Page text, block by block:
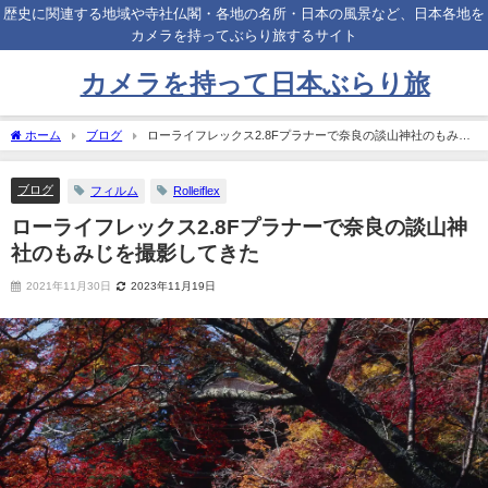
歴史に関連する地域や寺社仏閣・各地の名所・日本の風景など、日本各地を
カメラを持ってぶらり旅するサイト
カメラを持って日本ぶらり旅
ホーム ブログ
ローライフレックス2.8Fプラナーで奈良の談山神社のもみじ
を撮影してきた
ブログ フィルム Rolleiflex
ローライフレックス2.8Fプラナーで奈良の談山神
社のもみじを撮影してきた
2021年11月30日 2023年11月19日